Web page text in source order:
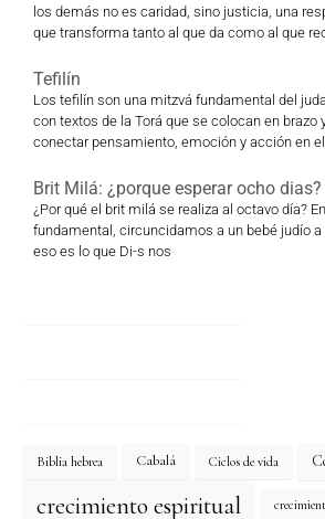
los demás no es caridad, sino justicia, una
que transforma tanto al que da como al que
Tefilín
Los tefilín son una mitzvá fundamental del
con textos de la Torá que se colocan en brazo
conectar pensamiento, emoción y acción en el
Brit Milá: ¿porque esperar ocho dias?
¿Por qué el brit milá se realiza al octavo día?
fundamental, circuncidamos a un bebé judío
eso es lo que Di-s nos
Biblia hebrea Cabalá Ciclos de vida
crecimiento espiritual